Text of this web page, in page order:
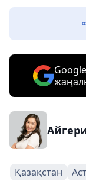
Қазақстан